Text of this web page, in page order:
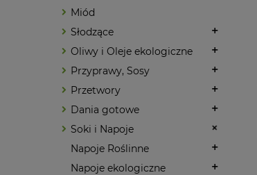
Miód
Słodzące
Oliwy i Oleje ekologiczne
Przyprawy, Sosy
Przetwory
Dania gotowe
Soki i Napoje
Napoje Roślinne
Napoje ekologiczne